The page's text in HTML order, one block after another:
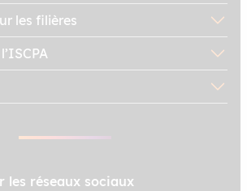
les filières
les réseaux sociaux